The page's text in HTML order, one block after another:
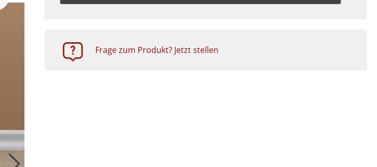
Frage zum Produkt? Jetzt stellen